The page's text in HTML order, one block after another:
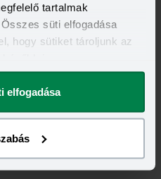
tartalmak
süti elfogadása
hogy sütiket tároljunk az
elfogadása